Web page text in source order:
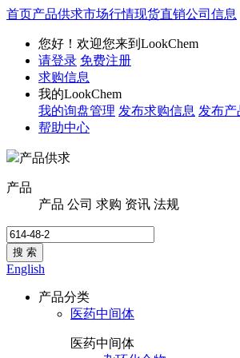
首页产品供求市场行情现货直销公司信息
您好！欢迎您来到LookChem
请登录 免费注册
求购信息
我的LookChem
我的询盘管理 发布求购信息 发布产
帮助中心
产品供求
产品
产品 公司 求购 资讯 法规
搜 索
English
产品分类
医药中间体
医药中间体